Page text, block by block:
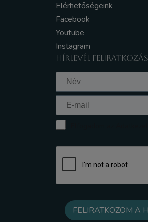
Elérhetőségeink
Facebook
Youtube
Instagram
HÍRLEVÉL FELIRATKOZÁS